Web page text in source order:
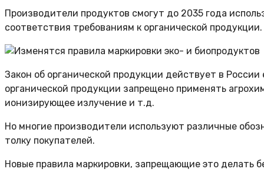
Производители продуктов смогут до 2035 года
соответствия требованиям к органической
Закон об органической продукции действует в
органической продукции запрещено применять
ионизирующее излучение и т.д.
Но многие производители используют различные
толку покупателей.
Новые правила маркировки, запрещающие это делать